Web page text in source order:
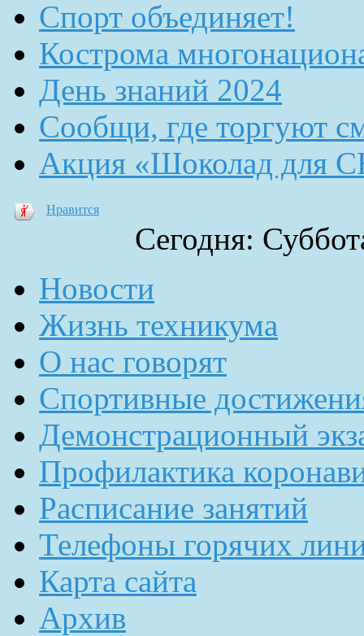
Спорт объединяет!
Кострома
День знаний 2024
Сообщи, где торгуют
Акция «Шоколад для
Нравится
Сегодня:
Новости
Жизнь техникума
О нас говорят
Спортивные
Демонстрационный
Профилактика
Расписание занятий
Телефоны горячих
Карта сайта
Архив